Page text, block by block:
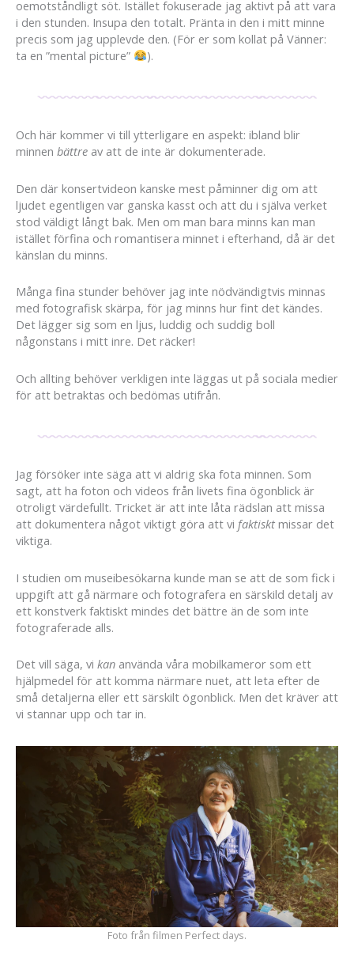
oemotståndligt söt. Istället fokuserade jag aktivt på att vara
i den stunden. Insupa den totalt. Pränta in den i mitt minne
precis som jag upplevde den. (För er som kollat på Vänner:
ta en ”mental picture”
).
Och här kommer vi till ytterligare en aspekt: ibland blir
minnen bättre av att de inte är dokumenterade.
Den där konsertvideon kanske mest påminner dig om att
ljudet egentligen var ganska kasst och att du i själva verket
stod väldigt långt bak. Men om man bara minns kan man
istället förfina och romantisera minnet i efterhand, då är det
känslan du minns.
Många fina stunder behöver jag inte nödvändigtvis minnas
med fotografisk skärpa, för jag minns hur fint det kändes.
Det lägger sig som en ljus, luddig och suddig boll
någonstans i mitt inre. Det räcker!
Och allting behöver verkligen inte läggas ut på sociala medier
för att betraktas och bedömas utifrån.
Jag försöker inte säga att vi aldrig ska fota minnen. Som
sagt, att ha foton och videos från livets fina ögonblick är
otroligt värdefullt. Tricket är att inte låta rädslan att missa
att dokumentera något viktigt göra att vi faktiskt missar det
viktiga.
I studien om museibesökarna kunde man se att de som fick i
uppgift att gå närmare och fotografera en särskild detalj av
ett konstverk faktiskt mindes det bättre än de som inte
fotograferade alls.
Det vill säga, vi kan använda våra mobilkameror som ett
hjälpmedel för att komma närmare nuet, att leta efter de
små detaljerna eller ett särskilt ögonblick. Men det kräver att
vi stannar upp och tar in.
Foto från filmen Perfect days.